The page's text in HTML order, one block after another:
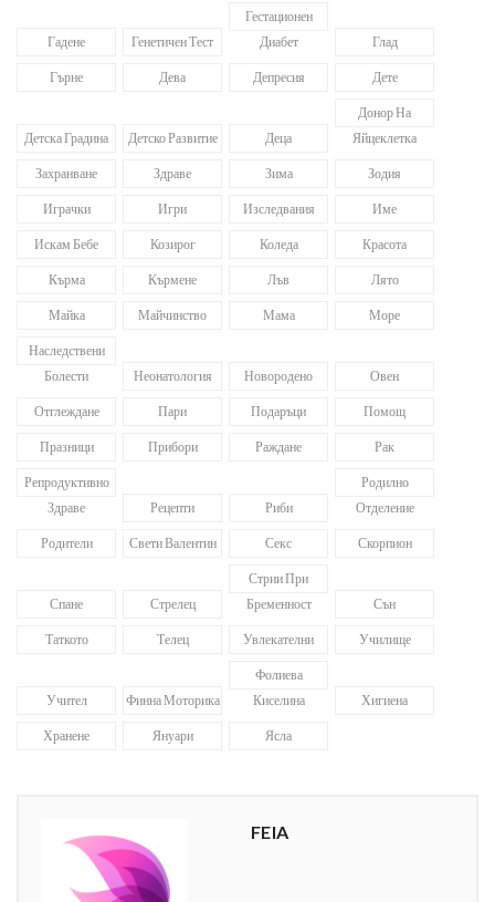
Гадене Генетичен Тест
Гестационен
Диабет
Глад
Гърне Дева Депресия Дете
Детска Градина Детско Развитие Деца
Донор На
Яйцеклетка
Захранване Здраве Зима Зодия
Играчки Игри Изследвания Име
Искам Бебе Козирог Коледа Красота
Кърма Кърмене Лъв Лято
Майка Майчинство Мама Море
Наследствени
Болести
Неонатология Новородено Овен
Отглеждане Пари Подаръци Помощ
Празници Прибори Раждане Рак
Репродуктивно
Здраве
Рецепти Риби
Родилно
Отделение
Родители Свети Валентин Секс Скорпион
Спане Стрелец
Стрии При
Бременност
Сън
Таткото Телец Увлекателни Училище
Учител Финна Моторика
Фолиева
Киселина
Хигиена
Хранене Януари Ясла
FEIA